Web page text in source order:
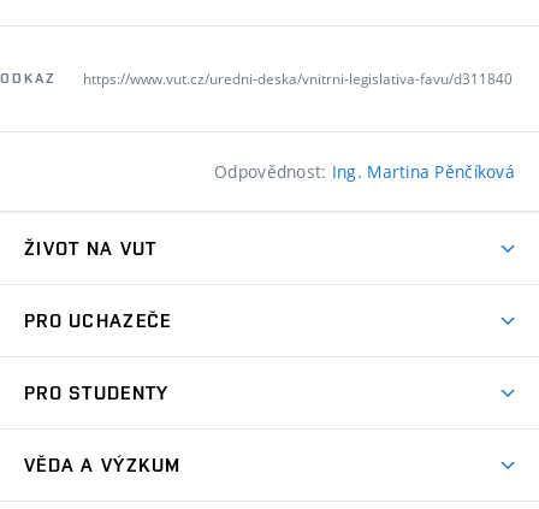
ODKAZ https://www.vut.cz/uredni-deska/vnitrni-legislativa-favu/d311840
Odpovědnost: Ing. Martina Pěnčíková
ŽIVOT NA VUT
Koleje
Sport na VUT
PRO UCHAZEČE
Dny otevřených dveří
PRO STUDENTY
VĚDA A VÝZKUM